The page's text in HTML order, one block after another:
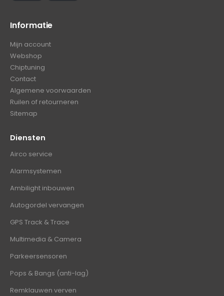
Informatie
Mijn account
Webshop
Chiptuning
Contact
Algemene voorwaarden
Ruilen of retourneren
Sitemap
Diensten
Airco service
Alarmsystemen
Ambilight inbouwen
Autogordel vervangen
GPS Track & Trace
Multimedia & Camera
Parkeersensoren
Pops & Bangs (anti-lag)
Remklauwen verven